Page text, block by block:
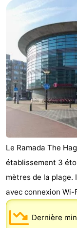
vue
Croisières
Divertissement
Terrains
de
jeux
-
Aires
de
intérieures
Villages
&
Nature
guidées
Sports
-
Faire
du
-
Randonnée
-
Le Ramada The
établissement 3
mètres de la plage.
avec connexion
Dernière